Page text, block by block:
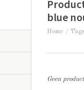
blue
Home /
Geen